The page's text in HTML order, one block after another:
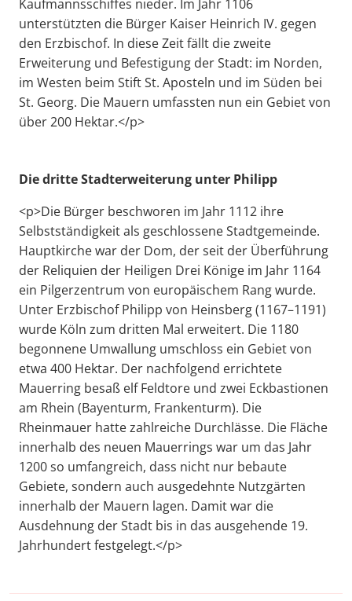
Kaufmannsschiffes nieder. Im Jahr 1106
unterstützten die Bürger Kaiser Heinrich IV. gegen
den Erzbischof. In diese Zeit fällt die zweite
Erweiterung und Befestigung der Stadt: im Norden,
im Westen beim Stift St. Aposteln und im Süden bei
St. Georg. Die Mauern umfassten nun ein Gebiet von
über 200 Hektar.</p>
Die dritte Stadterweiterung unter Philipp
<p>Die Bürger beschworen im Jahr 1112 ihre
Selbstständigkeit als geschlossene Stadtgemeinde.
Hauptkirche war der Dom, der seit der Überführung
der Reliquien der Heiligen Drei Könige im Jahr 1164
ein Pilgerzentrum von europäischem Rang wurde.
Unter Erzbischof Philipp von Heinsberg (1167–1191)
wurde Köln zum dritten Mal erweitert. Die 1180
begonnene Umwallung umschloss ein Gebiet von
etwa 400 Hektar. Der nachfolgend errichtete
Mauerring besaß elf Feldtore und zwei Eckbastionen
am Rhein (Bayenturm, Frankenturm). Die
Rheinmauer hatte zahlreiche Durchlässe. Die Fläche
innerhalb des neuen Mauerrings war um das Jahr
1200 so umfangreich, dass nicht nur bebaute
Gebiete, sondern auch ausgedehnte Nutzgärten
innerhalb der Mauern lagen. Damit war die
Ausdehnung der Stadt bis in das ausgehende 19.
Jahrhundert festgelegt.</p>